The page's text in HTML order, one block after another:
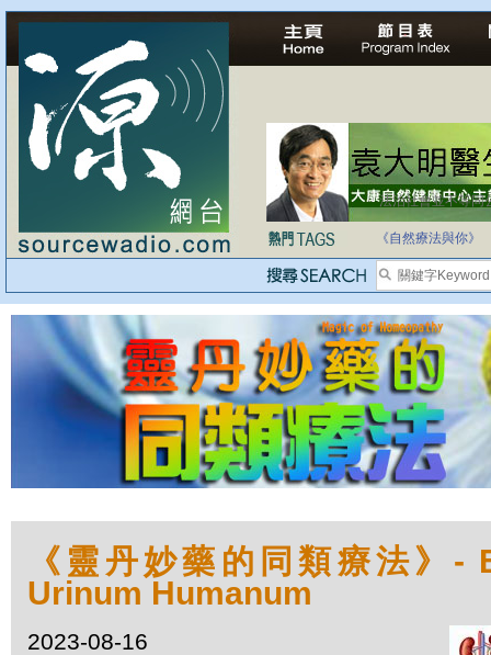
法治社會並不等同
自家教育合法化-
《自然療法與你》
《靈丹妙藥的同類療法》-
Urinum Humanum
2023-08-16